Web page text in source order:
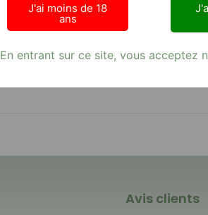
Avis clients
J'ai moins de 18
ans
En entrant sur ce site, vous acceptez